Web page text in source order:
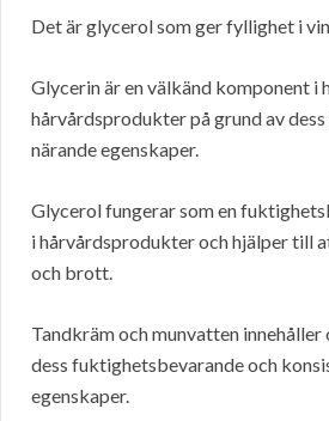
Det är glycerol som ger fyllighet i
Glycerin är en välkänd komponent i
hårvårdsprodukter på grund av
närande egenskaper.
Glycerol fungerar som en
i hårvårdsprodukter och hjälper till
och brott.
Tandkräm och munvatten
dess fuktighetsbevarande och
egenskaper.